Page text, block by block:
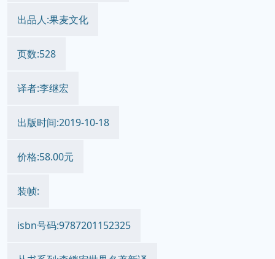
出品人:果麦文化
页数:528
译者:李继宏
出版时间:2019-10-18
价格:58.00元
装帧:
isbn号码:9787201152325